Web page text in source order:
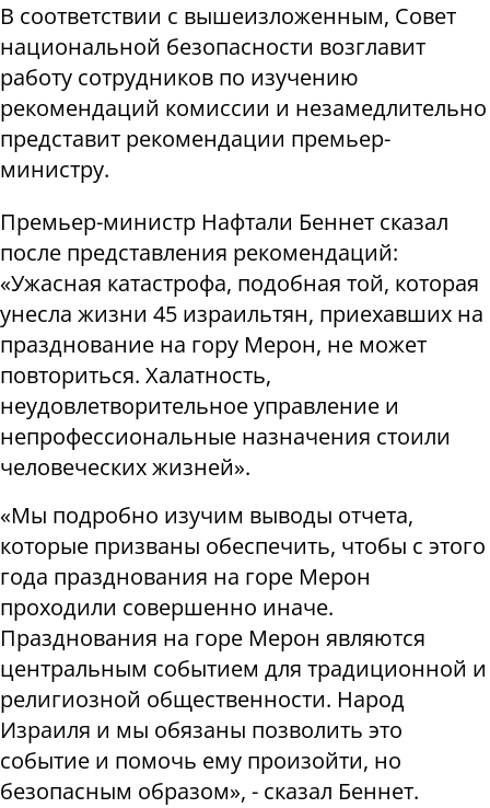
В соответствии с вышеизложенным, Совет
национальной безопасности возглавит
работу сотрудников по изучению
рекомендаций комиссии и незамедлительно
представит рекомендации премьер-
министру.
Премьер-министр Нафтали Беннет сказал
после представления рекомендаций:
«Ужасная катастрофа, подобная той, которая
унесла жизни 45 израильтян, приехавших на
празднование на гору Мерон, не может
повториться. Халатность,
неудовлетворительное управление и
непрофессиональные назначения стоили
человеческих жизней».
«Мы подробно изучим выводы отчета,
которые призваны обеспечить, чтобы с этого
года празднования на горе Мерон
проходили совершенно иначе.
Празднования на горе Мерон являются
центральным событием для традиционной и
религиозной общественности. Народ
Израиля и мы обязаны позволить это
событие и помочь ему произойти, но
безопасным образом», - сказал Беннет.